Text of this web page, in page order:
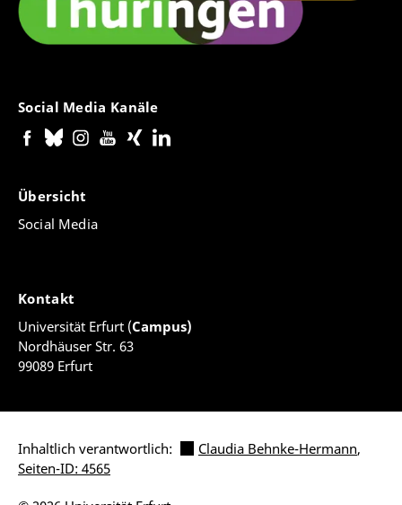
Social Media Kanäle
Übersicht
Social Media
Kontakt
Universität Erfurt (Campus)
Nordhäuser Str. 63
99089 Erfurt
Inhaltlich verantwortlich: Claudia Behnke-Hermann,
Seiten-ID: 4565